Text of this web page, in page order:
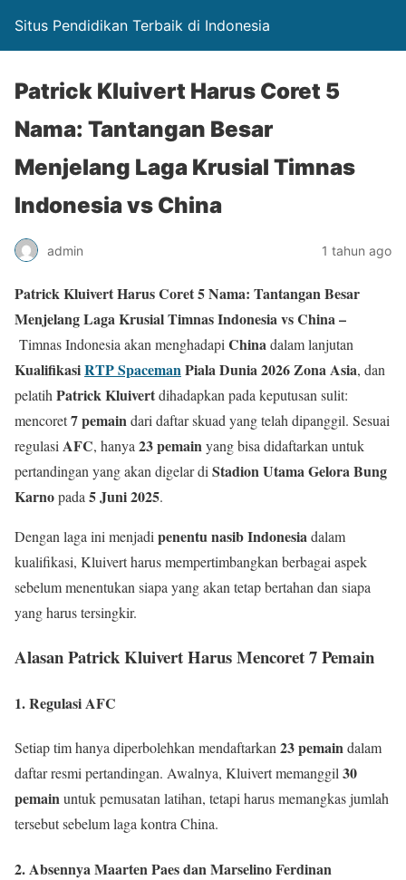
Situs Pendidikan Terbaik di Indonesia
Patrick Kluivert Harus Coret 5
Nama: Tantangan Besar
Menjelang Laga Krusial Timnas
Indonesia vs China
admin 1 tahun ago
Patrick Kluivert Harus Coret 5 Nama: Tantangan Besar
Menjelang Laga Krusial Timnas Indonesia vs China –
Timnas Indonesia akan menghadapi Chinadalam lanjutan
KualifikasiRTP SpacemanPiala Dunia 2026 Zona Asia, dan
pelatih Patrick Kluivertdihadapkan pada keputusan sulit:
mencoret7 pemaindari daftar skuad yang telah dipanggil. Sesuai
regulasi AFC, hanya 23 pemainyang bisa didaftarkan untuk
pertandingan yang akan digelar di Stadion Utama Gelora Bung
Karnopada 5 Juni 2025.
Dengan laga ini menjadi penentu nasib Indonesiadalam
kualifikasi, Kluivert harus mempertimbangkan berbagai aspek
sebelum menentukan siapa yang akan tetap bertahan dan siapa
yang harus tersingkir.
Alasan Patrick Kluivert Harus Mencoret 7 Pemain
1. Regulasi AFC
Setiap tim hanya diperbolehkan mendaftarkan23 pemaindalam
daftar resmi pertandingan. Awalnya, Kluivert memanggil30
pemainuntuk pemusatan latihan, tetapi harus memangkas jumlah
tersebut sebelum laga kontra China.
2. Absennya Maarten Paes dan Marselino Ferdinan